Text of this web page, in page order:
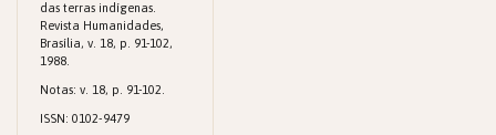
das terras indígenas.
Revista Humanidades,
Brasília, v. 18, p. 91-102,
1988.
Notas: v. 18, p. 91-102.
ISSN: 0102-9479